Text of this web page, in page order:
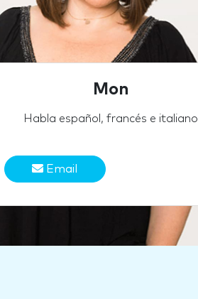
Mon
Habla español, francés e italiano
Email